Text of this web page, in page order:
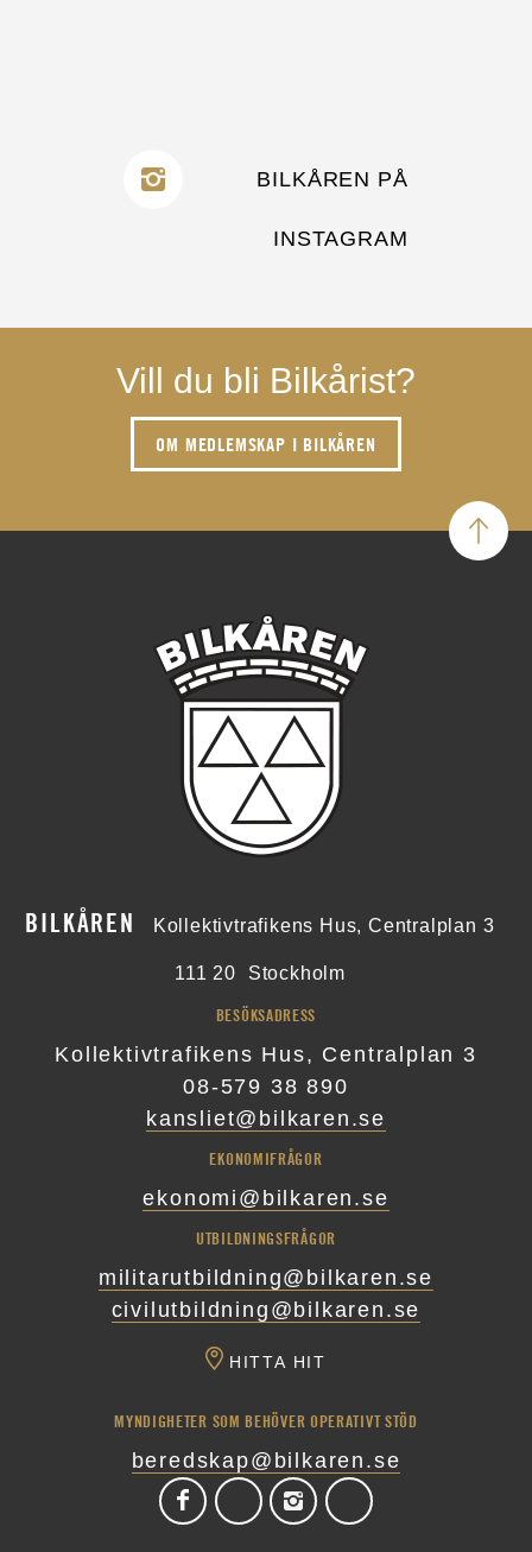
BILKÅREN PÅ
INSTAGRAM
Vill du bli Bilkårist?
OM MEDLEMSKAP I BILKÅREN
BILKÅREN Kollektivtrafikens Hus, Centralplan 3
111 20 Stockholm
BESÖKSADRESS
Kollektivtrafikens Hus, Centralplan 3
08-579 38 890
kansliet@bilkaren.se
EKONOMIFRÅGOR
ekonomi@bilkaren.se
UTBILDNINGSFRÅGOR
militarutbildning@bilkaren.se
civilutbildning@bilkaren.se
HITTA HIT
MYNDIGHETER SOM BEHÖVER OPERATIVT STÖD
beredskap@bilkaren.se